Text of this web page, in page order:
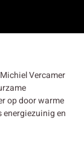
Vercamer
op door warme
en